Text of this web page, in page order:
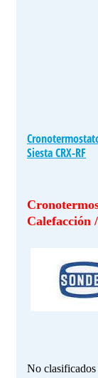
Siesta CRX-RF
Calefacción
No clasificados